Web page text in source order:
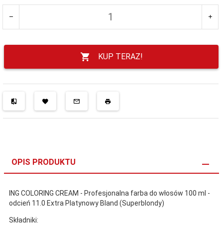
KUP TERAZ!
OPIS PRODUKTU
ING COLORING CREAM - Profesjonalna farba do włosów 100 ml -
odcień 11.0 Extra Platynowy Bland (Superblondy)
Składniki: